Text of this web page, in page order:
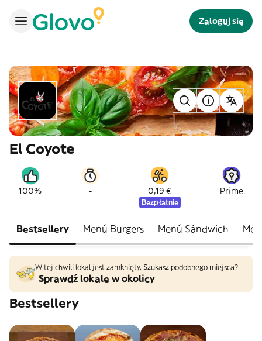
Zaloguj się
El Coyote
100% - 0,19 €
Bezpłatnie
Prime
Bestsellery Menú Burgers Menú Sándwich
W tej chwili lokal jest zamknięty. Szukasz podobnego miejsca?
Sprawdź lokale w okolicy
Bestsellery